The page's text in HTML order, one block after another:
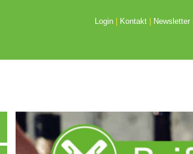
Login| Kontakt| Newsletter|